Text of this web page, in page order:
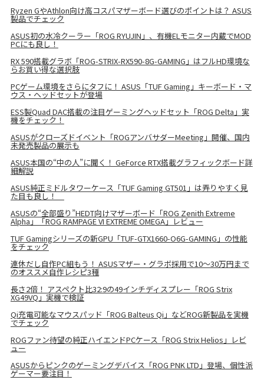
Ryzen GやAthlon向け高コスパマザーボード選びのポイントは？ ASUS
製品でチェック
ASUS初の水冷クーラー「ROG RYUJIN」、有機ELモニター内蔵でMOD
PCにも良し！
RX 590搭載グラボ「ROG-STRIX-RX590-8G-GAMING」はフルHD環境な
らお買い得な選択肢
PCゲーム環境をさらにタフに！ ASUS「TUF Gaming」キーボード・マ
ウス・ヘッドセットが登場
ESS製Quad DAC搭載の注目ゲーミングヘッドセット「ROG Delta」実
機をチェック！
ASUSがクローズドイベント「ROGアンバサダーMeeting」開催、国内
未発売製品の展示も
ASUS本国の“中の人”に聞く！ GeForce RTX搭載グラフィックボード詳
細解説
ASUS純正ミドルタワーケース「TUF Gaming GT501」は弄りやすく見
た目も良し！
ASUSの“全部盛り”HEDT向けマザーボード「ROG Zenith Extreme
Alpha」「ROG RAMPAGE VI EXTREME OMEGA」レビュー
TUF Gamingシリーズの新GPU「TUF-GTX1660-O6G-GAMING」の性能
をチェック
連休だし自作PC組もう！ ASUSマザー・グラボ採用で10～30万円まで
のオススメ自作レシピ3種
長さ2倍！ アスペクト比32:9の49インチディスプレー「ROG Strix
XG49VQ」実機で検証
Qi充電可能なマウスパッド「ROG Balteus Qi」などROG新製品を実機
でチェック
ROGファン待望の純正ハイエンドPCケース「ROG Strix Helios」レビ
ュー
ASUSからピンクのゲーミングデバイス「ROG PNK LTD」登場、個性派
ゲーマー要注目！